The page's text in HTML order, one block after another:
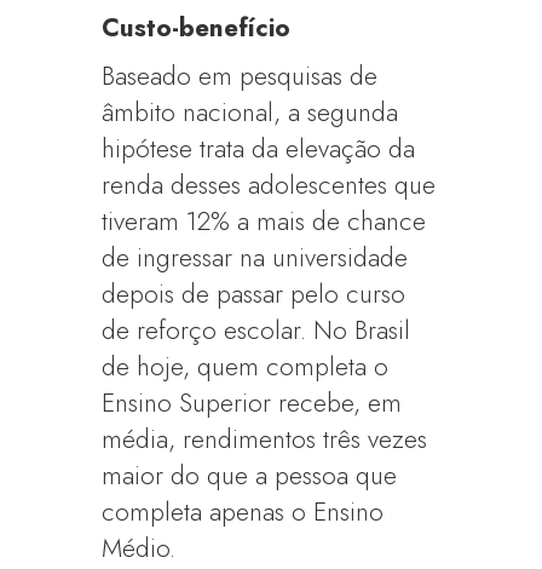
Custo-benefício
Baseado em pesquisas de
âmbito nacional, a segunda
hipótese trata da elevação da
renda desses adolescentes que
tiveram 12% a mais de chance
de ingressar na universidade
depois de passar pelo curso
de reforço escolar. No Brasil
de hoje, quem completa o
Ensino Superior recebe, em
média, rendimentos três vezes
maior do que a pessoa que
completa apenas o Ensino
Médio.